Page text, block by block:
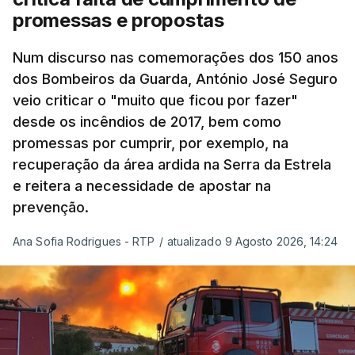
questões económicas de um país em guerra que
se confronta agora com uma inflação de 88%.
De acordo com a informação oficial, que não indica
onde ou quando decorreu a reunião, Khamenei e
Pezeshkian discutiram ainda formas de garantir
recursos e gerir as despesas "em riais, divisas e
energia", bem como sobre a cooperação
económica com parceiros estrangeiros.
"corrijam o comportamento". Teerão deixou ainda
novas exigências para reabrir o Estreito de Ormuz,
incluindo o fim do bloqueio naval, suspensão das
sanções e fim das operações militares contra o
país e aliados regionais.
promessas e propostas
Num discurso nas comemorações dos 150 anos
dos Bombeiros da Guarda, António José Seguro
veio criticar o "muito que ficou por fazer"
desde os incêndios de 2017, bem como
promessas por cumprir, por exemplo, na
recuperação da área ardida na Serra da Estrela
e reitera a necessidade de apostar na
prevenção.
Ana Sofia Rodrigues - RTP / atualizado 9 Agosto 2026, 14:24